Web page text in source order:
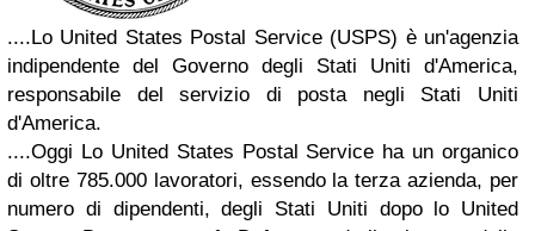
....Lo United States Postal Service (USPS) è un'agenzia
indipendente del Governo degli Stati Uniti d'America,
responsabile del servizio di posta negli Stati Uniti
d'America.
....Oggi Lo United States Postal Service ha un organico
di oltre 785.000 lavoratori, essendo la terza azienda, per
numero di dipendenti, degli Stati Uniti dopo lo United